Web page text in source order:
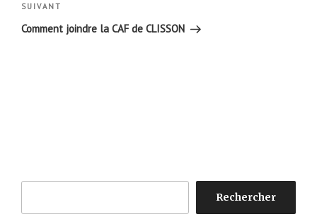
Article
suivant
SUIVANT
Comment joindre la CAF de CLISSON
Rechercher